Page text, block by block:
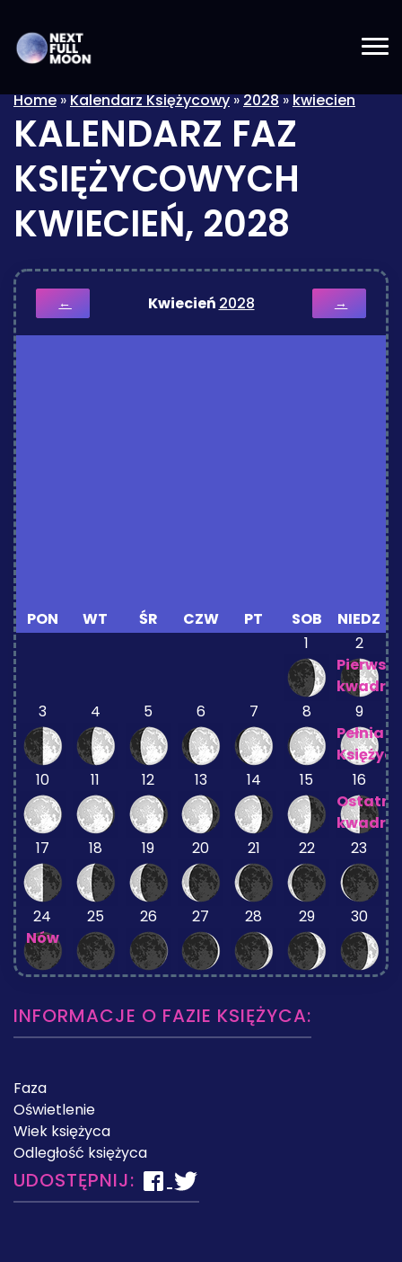
Home»Kalendarz Księżycowy»2028»kwiecien
KALENDARZ FAZ
KSIĘŻYCOWYCH
KWIECIEŃ, 2028
← Kwiecień 2028 →
PON WT ŚR CZW PT SOB
NIEDZ
1
2
kwadra
3
4 5 6 7 8
9
Pełnia
10
11 12 13 14 15
16
kwadra
17
18 19 20 21 22 23
24
Nów
25 26 27 28 29 30
INFORMACJE O FAZIE KSIĘŻYCA:
Faza
Oświetlenie
Wiek księżyca
Odległość księżyca
UDOSTĘPNIJ: